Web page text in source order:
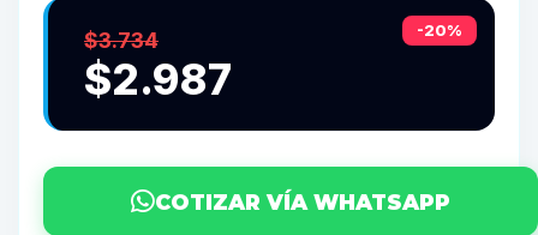
-20%
$3.734
$2.987
COTIZAR VÍA WHATSAPP